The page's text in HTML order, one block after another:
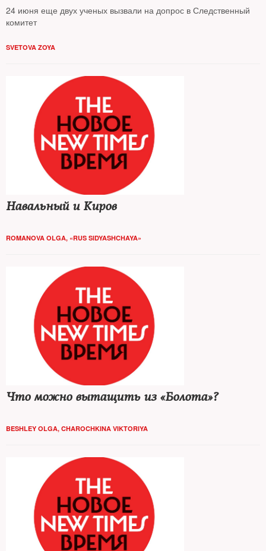
24 июня еще двух ученых вызвали на допрос в Следственный
комитет
SVETOVA ZOYA
Навальный и Киров
ROMANOVA OLGA, «RUS SIDYASHCHAYA»
Что можно вытащить из «Болота»?
BESHLEY OLGA, CHAROCHKINA VIKTORIYA